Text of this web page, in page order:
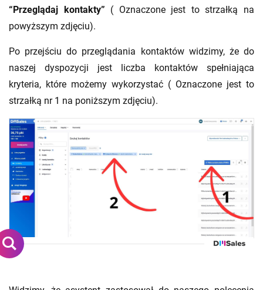
“Przeglądaj kontakty” ( Oznaczone jest to strzałką na
powyższym zdjęciu).
Po przejściu do przeglądania kontaktów widzimy, że do
naszej dyspozycji jest liczba kontaktów spełniająca
kryteria, które możemy wykorzystać ( Oznaczone jest to
strzałką nr 1 na poniższym zdjęciu).